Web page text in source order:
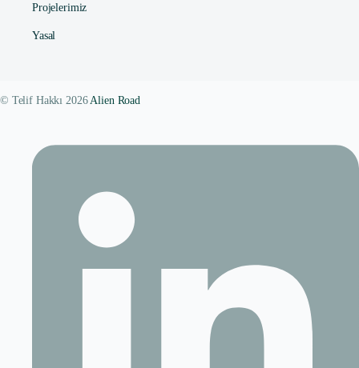
Projelerimiz
Yasal
© Telif Hakkı 2026 Alien Road